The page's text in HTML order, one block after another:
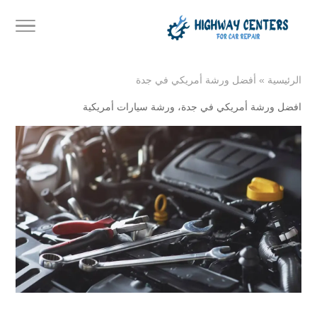
الرئيسية » أفضل ورشة أمريكي في جدة
افضل ورشة أمريكي في جدة، ورشة سيارات أمريكية